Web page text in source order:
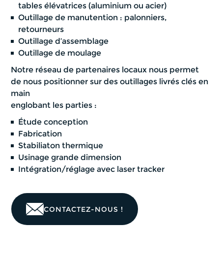
tables élévatrices (aluminium ou acier)
Outillage de manutention : palonniers,
retourneurs
Outillage d’assemblage
Outillage de moulage
Notre réseau de partenaires locaux nous permet
de nous positionner sur des outillages livrés clés en
main
englobant les parties :
Étude conception
Fabrication
Stabiliaton thermique
Usinage grande dimension
Intégration/réglage avec laser tracker
CONTACTEZ-NOUS !